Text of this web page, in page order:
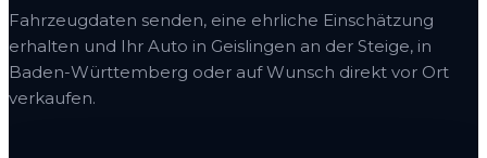
Fahrzeugdaten senden, eine ehrliche Einschätzung
erhalten und Ihr Auto in Geislingen an der Steige, in
Baden-Württemberg oder auf Wunsch direkt vor Ort
verkaufen.